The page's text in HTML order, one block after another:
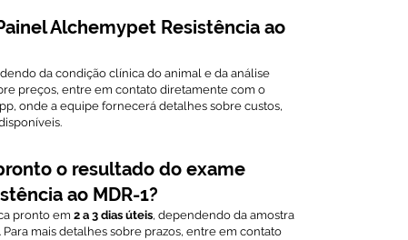
Alchemypet Resistência ao
da condição clínica do animal e da análise
preços, entre em contato diretamente com o
onde a equipe fornecerá detalhes sobre custos,
o resultado do exame
ao MDR-1?
pronto em 2 a 3 dias úteis, dependendo da amostra
mais detalhes sobre prazos, entre em contato